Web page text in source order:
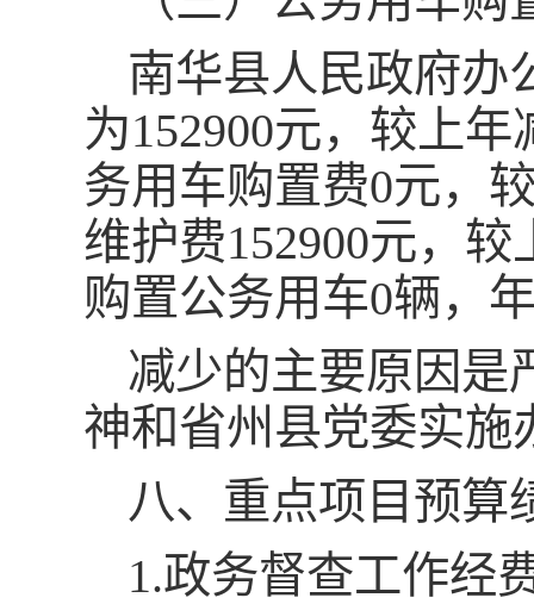
南华县人民政府办
为152900元，较上
务用车购置费0元，
维护费152900元，较
购置公务用车0辆，
减少的主要原因是
神和省州县党委实施
八、重点项目预算
1.政务督查工作经